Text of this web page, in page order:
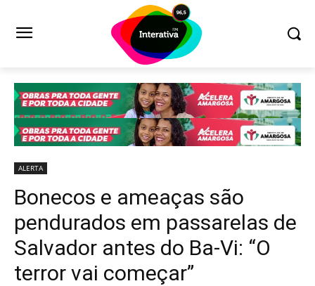
ALERTA
Bonecos e ameaças são
pendurados em passarelas de
Salvador antes do Ba-Vi: “O
terror vai começar”